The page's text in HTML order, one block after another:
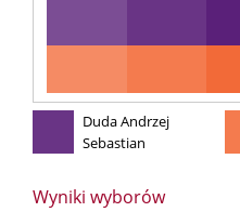
Duda Andrzej
Sebastian
Wyniki wyborów